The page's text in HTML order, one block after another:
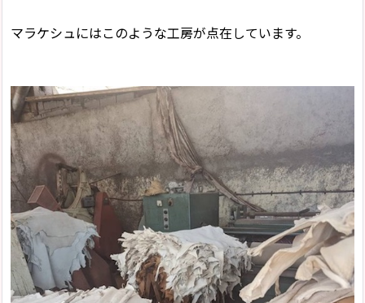
マラケシュにはこのような工房が点在しています。